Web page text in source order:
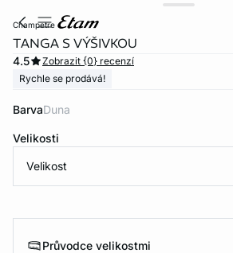
champetre
TANGA S VÝŠIVKOU
4.5
Zobrazit {0} recenzí
Rychle se prodává!
Barva duna
Velikosti
Velikost
Průvodce velikostmi